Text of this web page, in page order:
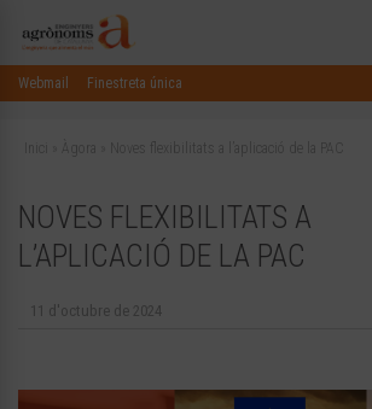
Webmail Finestreta única
Inici Àgora Noves flexibilitats a l’aplicació de la PAC
NOVES FLEXIBILITATS A
L’APLICACIÓ DE LA PAC
11 d'octubre de 2024